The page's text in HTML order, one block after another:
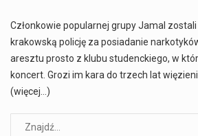
Członkowie popularnej grupy Jamal
krakowską policję za posiadanie
aresztu prosto z klubu studenckiego, w
koncert. Grozi im kara do trzech lat
(więcej…)